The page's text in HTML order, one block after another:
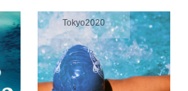
Tokyo2020